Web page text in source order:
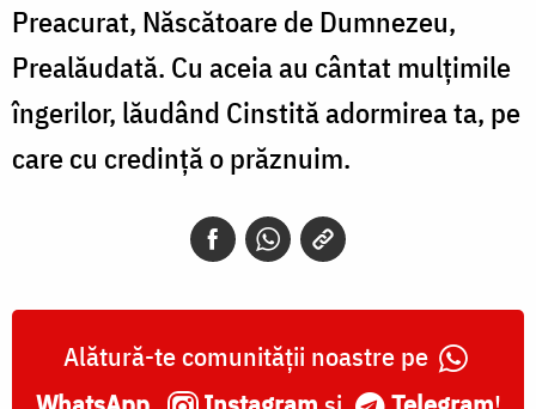
Preacurat, Născătoare de Dumnezeu,
Prealăudată. Cu aceia au cântat mulţimile
îngerilor, lăudând Cinstită adormirea ta, pe
care cu credinţă o prăznuim.
Alătură-te comunității noastre pe